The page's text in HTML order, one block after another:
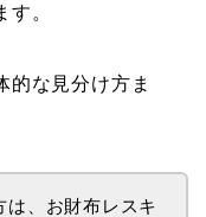
。
的な見分け方ま
は、お財布レスキ